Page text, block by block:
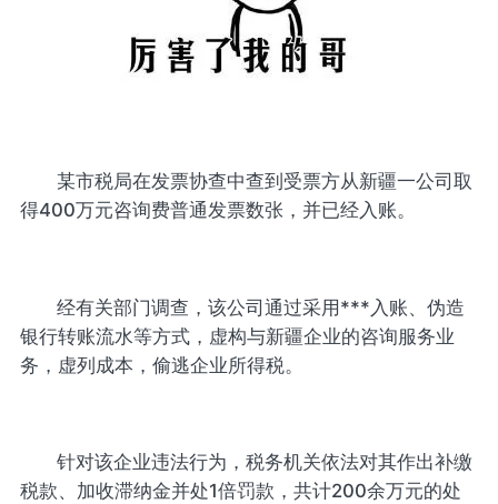
某市税局在发票协查中查到受票方从新疆一公司取
得400万元咨询费普通发票数张，并已经入账。
经有关部门调查，该公司通过采用***入账、伪造
银行转账流水等方式，虚构与新疆企业的咨询服务业
务，虚列成本，偷逃企业所得税。
针对该企业违法行为，税务机关依法对其作出补缴
税款、加收滞纳金并处1倍罚款，共计200余万元的处